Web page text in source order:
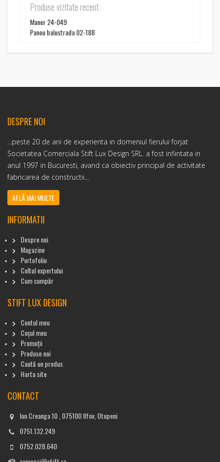
Produse vizitate recent
Maner 24-049
Panou balustrada 02-188
DESPRE NOI
...peste 20 de ani de experienta in domeniul fierului forjat
Societatea Comerciala Stift Lux Design SRL. a fost infiintata in
anul 1997 in Bucuresti, avand ca obiectiv principal de activitate
fabricarea de constructii...
AFLĂ MAI MULTE
INFORMATII
Despre noi
Magazine
Portofoliu
Coltul expertului
Cum cumpăr
STIFT LUX DESIGN
Contul meu
Coșul meu
Promoții
Produse noi
Caută un produs
Harta site
CONTACT
Ion Creanga 10 , 075100 Ilfov, Otopeni
0751.132.249
0752.028.640